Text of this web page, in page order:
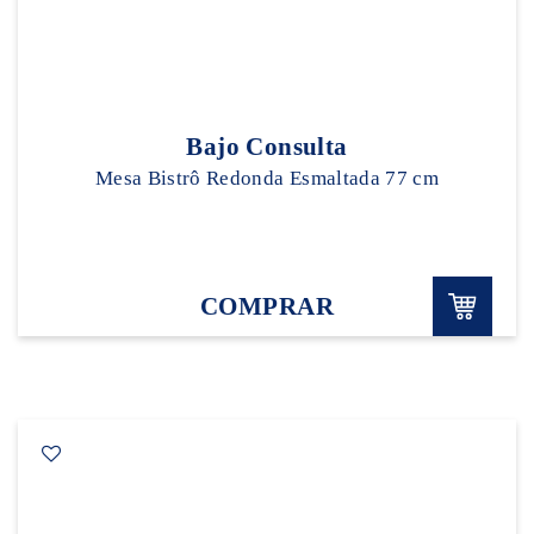
Bajo Consulta
Mesa Bistrô Redonda Esmaltada 77 cm
COMPRAR